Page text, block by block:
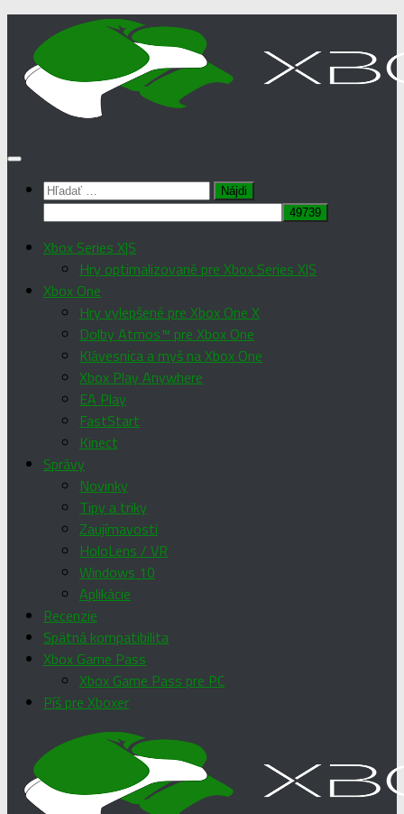
Preskočiť
obsah
Hľadať:
Xbox Series X|S
Hry optimalizované pre Xbox Series X|S
Xbox One
Hry vylepšené pre Xbox One X
Dolby Atmos™ pre Xbox One
Klávesnica a myš na Xbox One
Xbox Play Anywhere
EA Play
FastStart
Kinect
Správy
Novinky
Tipy a triky
Zaujímavosti
HoloLens / VR
Windows 10
Aplikácie
Recenzie
Spätná kompatibilita
Xbox Game Pass
Xbox Game Pass pre PC
Píš pre Xboxer